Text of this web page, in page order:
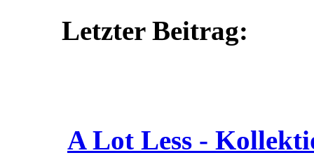
Letzter Beitrag:
A Lot Less -